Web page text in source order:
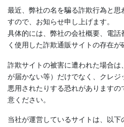
最近、弊社の名を騙る詐欺行為と思
すので、お知らせ申し上げます。
具体的には、弊社の会社概要、電
く使用した詐欺通販サイトの存在が
詐欺サイトの被害に遭われた場合
が届かない等）だけでなく、クレ
悪用されたりする恐れがあります
意ください。
当社が運営しているサイトは、以下